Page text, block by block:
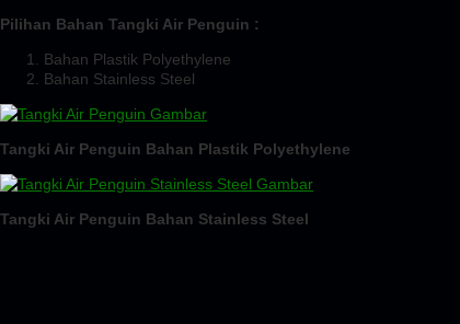
Pilihan Bahan Tangki Air Penguin :
Bahan Plastik Polyethylene
Bahan Stainless Steel
Tangki Air Penguin Bahan Plastik Polyethylene
Tangki Air Penguin Bahan Stainless Steel